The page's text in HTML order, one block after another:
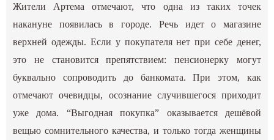
Жители Артема отмечают, что одна из таких точек
накануне появилась в городе. Речь идет о магазине
верхней одежды. Если у покупателя нет при себе денег,
это не становится препятствием: пенсионерку могут
буквально сопроводить до банкомата. При этом, как
отмечают очевидцы, осознание случившегося приходит
уже дома. “Выгодная покупка” оказывается дешёвой
вещью сомнительного качества, и только тогда женщины